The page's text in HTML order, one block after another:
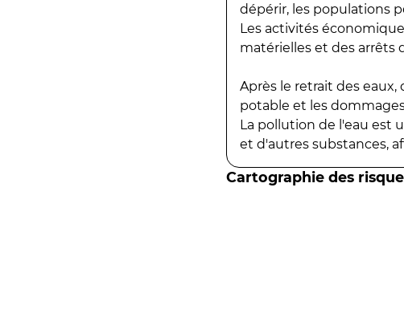
dépérir, les populations
Les activités
matérielles et des arrêts
Après le retrait des
potable et les
La pollution de l'eau est
et d'autres substances,
Cartographie des